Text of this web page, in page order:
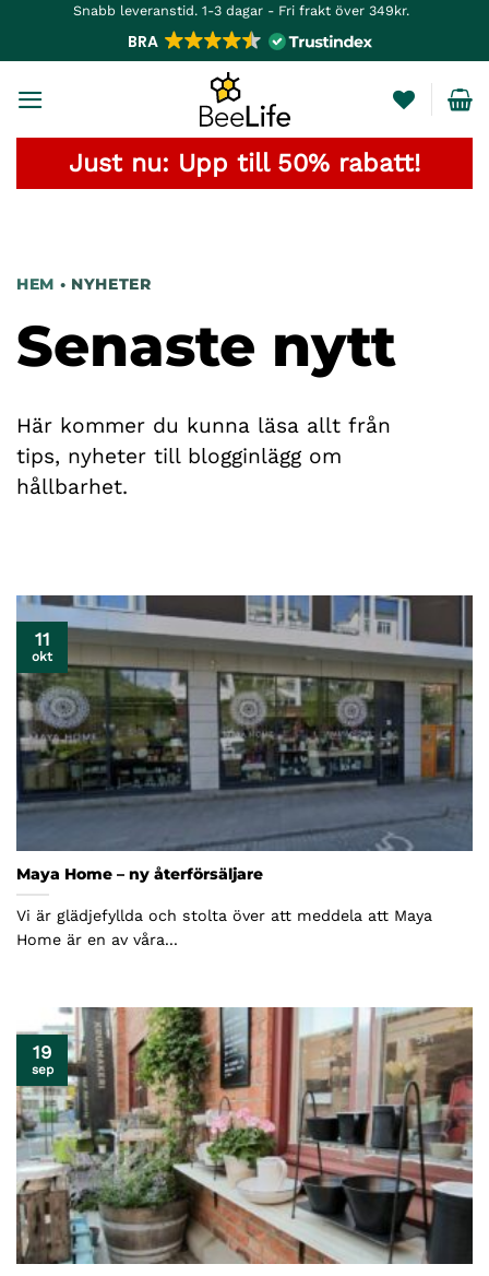
Snabb leveranstid. 1-3 dagar - Fri frakt över 349kr.
BRA
Just nu: Upp till 50% rabatt!
HEM • NYHETER
Senaste nytt
Här kommer du kunna läsa allt från
tips, nyheter till blogginlägg om
hållbarhet.
Maya Home – ny återförsäljare
Vi är glädjefyllda och stolta över att meddela att Maya
Home är en av våra...
11
okt
19
sep